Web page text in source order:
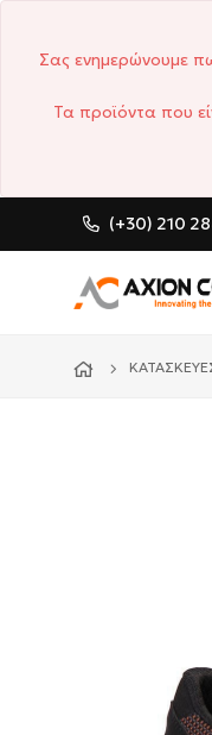
Σας ενημερώνουμε
Τα προϊόντα που
(+30) 210